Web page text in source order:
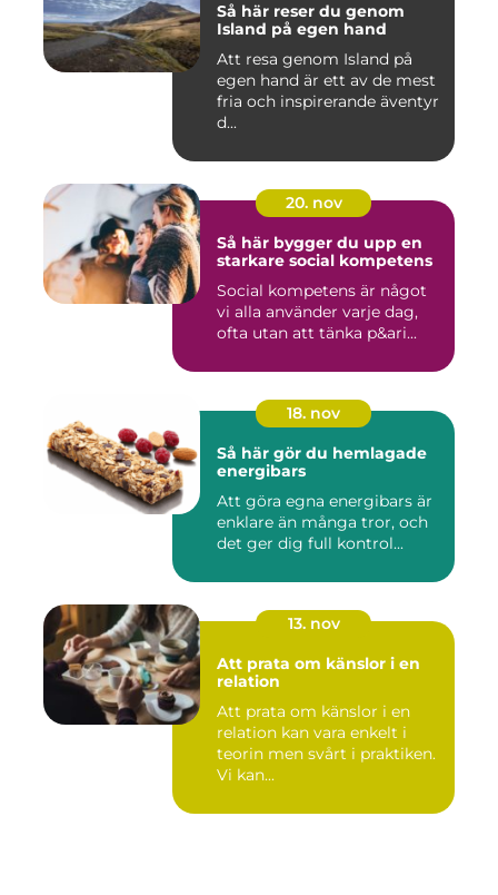
Så här reser du genom
Island på egen hand
Att resa genom Island på
egen hand är ett av de mest
fria och inspirerande äventyr
d...
20. nov
Så här bygger du upp en
starkare social kompetens
Social kompetens är något
vi alla använder varje dag,
ofta utan att tänka p&ari...
18. nov
Så här gör du hemlagade
energibars
Att göra egna energibars är
enklare än många tror, och
det ger dig full kontrol...
13. nov
Att prata om känslor i en
relation
Att prata om känslor i en
relation kan vara enkelt i
teorin men svårt i praktiken.
Vi kan...